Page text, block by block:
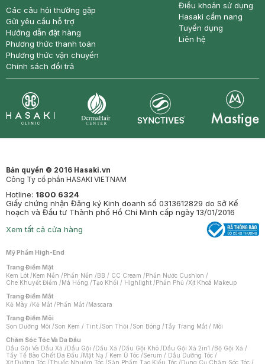
Các câu hỏi thường gặp
Gửi yêu cầu hỗ trợ
Hướng dẫn đặt hàng
Phương thức thanh toán
Phương thức vận chuyển
Chính sách đổi trả
Điều khoản sử dụng
Hasaki cẩm nang
Tuyển dụng
Liên hệ
Bản quyền © 2016 Hasaki.vn
Công Ty cổ phần HASAKI VIETNAM
Hotline: 1800 6324
Giấy chứng nhận Đăng ký Kinh doanh số 0313612829 do Sở Kế
hoạch và Đầu tư Thành phố Hồ Chí Minh cấp ngày 13/01/2016
Xem tất cả cửa hàng
Mỹ Phẩm High-End
Trang Điểm Mặt
Kem Lót /Kem Nền /Phấn Nền /BB / CC Cream /Phấn Nước Cushion /
Che Khuyết Điểm /Má Hồng /Tạo Khối / Highlight /Phấn Phủ /Xịt Khoá Makeup
Trang Điểm Mắt
Kẻ Mày /Kẻ Mắt /Phấn Mắt /Mascara
Trang Điểm Môi
Son Dưỡng Môi /Son Kem / Tint /Son Thỏi /Son Bóng /Tẩy Trang Mắt / Môi
Chăm Sóc Tóc Và Da Đầu
Dầu Gội Và Dầu Xả /Dầu Gội /Dầu Xả /Dầu Gội Khô /Dầu Gội Xả 2in1 /Bộ Gội Xả /
Tẩy Tế Bào Chết Da Đầu /Mặt Nạ / Kem Ủ Tóc /Serum / Dầu Dưỡng Tóc /
Xịt Dưỡng Tóc /Thuốc Nhuộm Tóc /Sản Phẩm Tạo Kiểu Tóc /Dụng Cụ Chăm Sóc Tóc /